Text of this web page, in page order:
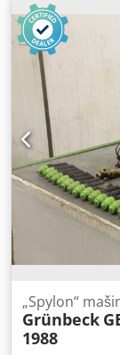
„Spylon“
Grünbeck
1988